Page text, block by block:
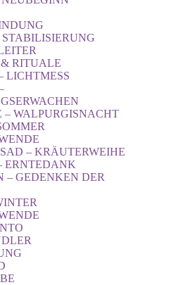
RITUALE
LICHTMESS
– WALPURGISNACHT
– KRÄUTERWEIHE
ERNTEDANK
– GEDENKEN DER